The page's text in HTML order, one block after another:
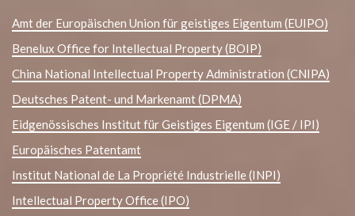
Amt der Europäischen Union für geistiges Eigentum (EUIPO)
Benelux Office for Intellectual Property (BOIP)
China National Intellectual Property Administration (CNIPA)
Deutsches Patent- und Markenamt (DPMA)
Eidgenössisches Institut für Geistiges Eigentum (IGE / IPI)
Europäisches Patentamt
Institut National de La Propriété Industrielle (INPI)
Intellectual Property Office (IPO)